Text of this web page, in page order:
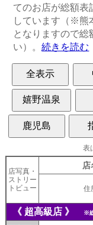
てのお店が総額表
しています（※熊
となりますので総
い）。続きを読む
表
店写真・
ストリー
トビュー
店
住
《 超高級店 》 ※